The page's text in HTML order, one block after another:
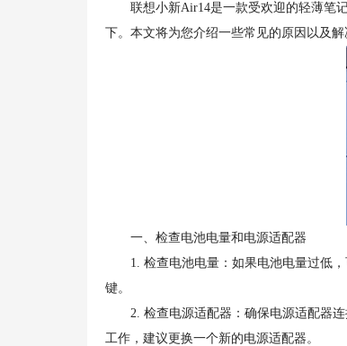
联想小新Air14是一款受欢迎的轻薄笔记
下。本文将为您介绍一些常见的原因以及
一、检查电池电量和电源适配器
1. 检查电池电量：如果电池电量过低，
键。
2. 检查电源适配器：确保电源适配器连
工作，建议更换一个新的电源适配器。